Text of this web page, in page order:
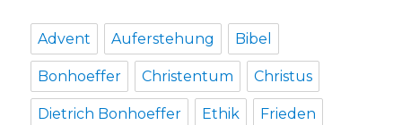
Advent Auferstehung Bibel
Bonhoeffer Christentum Christus
Dietrich Bonhoeffer Ethik Frieden